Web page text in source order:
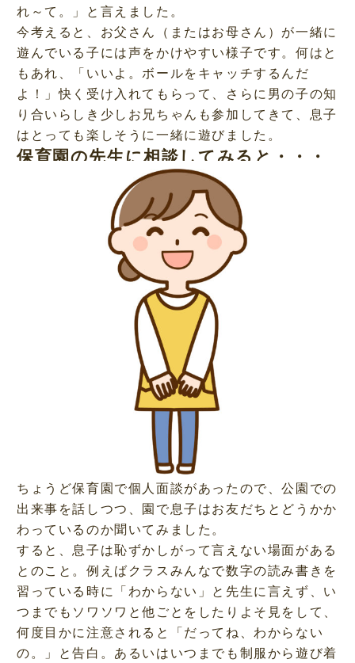
れ～て。」と言えました。
今考えると、お父さん（またはお母さん）が一緒に
遊んでいる子には声をかけやすい様子です。何はと
もあれ、「いいよ。ボールをキャッチするんだ
よ！」快く受け入れてもらって、さらに男の子の知
り合いらしき少しお兄ちゃんも参加してきて、息子
はとっても楽しそうに一緒に遊びました。
保育園の先生に相談してみると・・・
ちょうど保育園で個人面談があったので、公園での
出来事を話しつつ、園で息子はお友だちとどうかか
わっているのか聞いてみました。
すると、息子は恥ずかしがって言えない場面がある
とのこと。例えばクラスみんなで数字の読み書きを
習っている時に「わからない」と先生に言えず、い
つまでもソワソワと他ごとをしたりよそ見をして、
何度目かに注意されると「だってね、わからない
の。」と告白。あるいはいつまでも制服から遊び着